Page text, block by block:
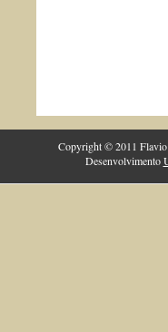
Copyright © 2011 Flavio
Desenvolvimento